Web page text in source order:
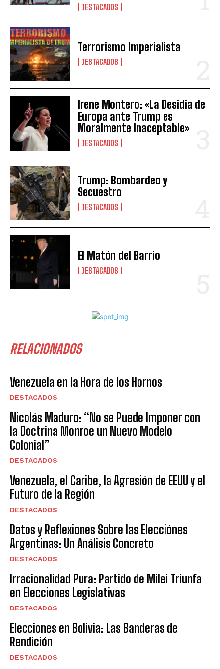
DESTACADOS
Terrorismo Imperialista
DESTACADOS
Irene Montero: «La Desidia de
Europa ante Trump es
Moralmente Inaceptable»
DESTACADOS
Trump: Bombardeo y
Secuestro
DESTACADOS
El Matón del Barrio
DESTACADOS
RELACIONADOS
Venezuela en la Hora de los Hornos
DESTACADOS
Nicolás Maduro: “No se Puede Imponer con
la Doctrina Monroe un Nuevo Modelo
Colonial”
DESTACADOS
Venezuela, el Caribe, la Agresión de EEUU y el
Futuro de la Región
DESTACADOS
Datos y Reflexiones Sobre las Elecciónes
Argentinas: Un Análisis Concreto
DESTACADOS
Irracionalidad Pura: Partido de Milei Triunfa
en Elecciones Legislativas
DESTACADOS
Elecciones en Bolivia: Las Banderas de
Rendición
DESTACADOS